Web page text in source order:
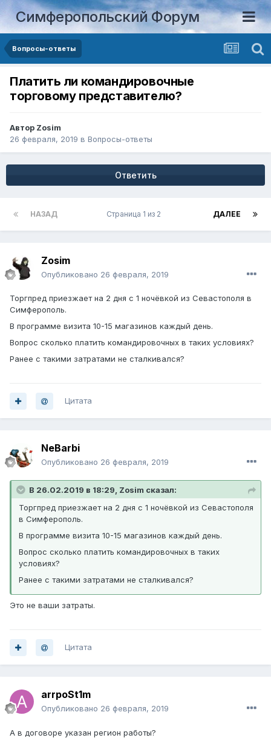
Симферопольский Форум
Вопросы-ответы
Платить ли командировочные
торговому представителю?
Автор Zosim
26 февраля, 2019 в Вопросы-ответы
Ответить
НАЗАД ДАЛЕЕ
Страница 1 из 2
Zosim
Опубликовано 26 февраля, 2019
Торгпред приезжает на 2 дня с 1 ночёвкой из Севастополя в
Симферополь.
В программе визита 10-15 магазинов каждый день.
Вопрос сколько платить командировочных в таких условиях?
Ранее с такими затратами не сталкивался?
Цитата
NeBarbi
Опубликовано 26 февраля, 2019
В 26.02.2019 в 18:29, Zosim сказал:
Торгпред приезжает на 2 дня с 1 ночёвкой из Севастополя
в Симферополь.
В программе визита 10-15 магазинов каждый день.
Вопрос сколько платить командировочных в таких
условиях?
Ранее с такими затратами не сталкивался?
Это не ваши затраты.
Цитата
arrpoSt1m
Опубликовано 26 февраля, 2019
А в договоре указан регион работы?